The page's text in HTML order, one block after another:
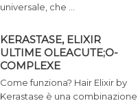
universale, che …
KERASTASE, ELIXIR
ULTIME OLEACUTE;O-
COMPLEXE
Come funziona? Hair Elixir by
Kerastase è una combinazione